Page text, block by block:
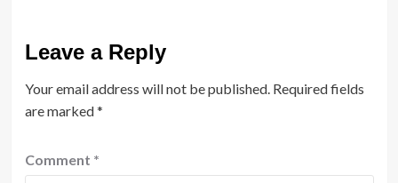
Leave a Reply
Your email address will not be published. Required fields
are marked*
Comment *